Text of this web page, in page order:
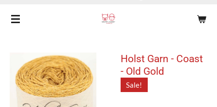
Holst Garn - Coast
- Old Gold
Sale!